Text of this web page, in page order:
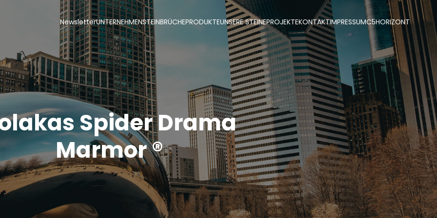
NewsletterUNTERNEHMENSTEINBRÜCHEPRODUKTEUNSERE STEINEPROJEKTEKONTAKTIMPRESSUMC5HORIZONT
Spider Drama
Marmor ®